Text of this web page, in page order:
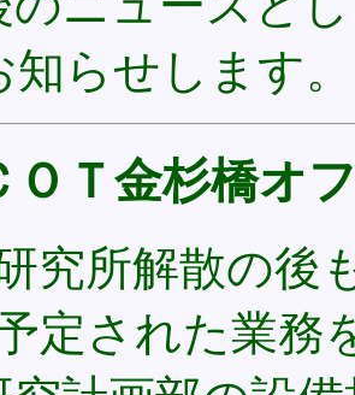
らせします。
ＯＴ金杉橋オ
究所解散の後
定された業務